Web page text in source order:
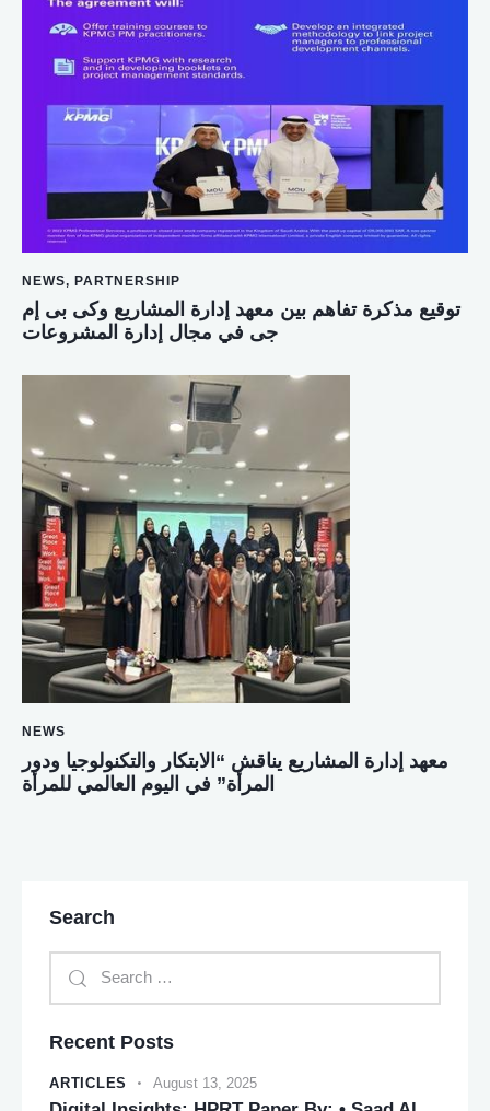
NEWS, PARTNERSHIP
توقيع مذكرة تفاهم بين معهد إدارة المشاريع وكى بى إم
جى في مجال إدارة المشروعات
NEWS
معهد إدارة المشاريع يناقش “الابتكار والتكنولوجيا ودور
المرأة” في اليوم العالمي للمرأة
Search
Recent Posts
ARTICLES August 13, 2025